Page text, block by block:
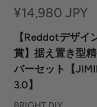
セ
ル
価
格
¥14,980 JPY
【Reddotデザイ
賞】据え置き型
バーセット【
3.0】